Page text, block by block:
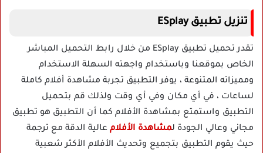
تنزيل تطبيق ESplay
تقدر تحميل تطبيق ESplay من خلال رابط التحميل المباشر
الخاص بموقعنا وباستخدام واجهته السهلة الاستخدام
ومميزاته المتنوعة ، يوفر التطبيق تجربة مشاهدة أفلام كاملة
لساعات ، في أي مكان وفي أي وقت ولذلك قم بتحميل
التطبيق واستمتع بمشاهدة الأفلام كما أن التطبيق هو تطبيق
مجاني وعالي الجودة لمشاهدة الأفلام عالية الدقة مع ترجمة
حيث يقوم التطبيق بتجميع وتحديث الأفلام الأكثر شعبية